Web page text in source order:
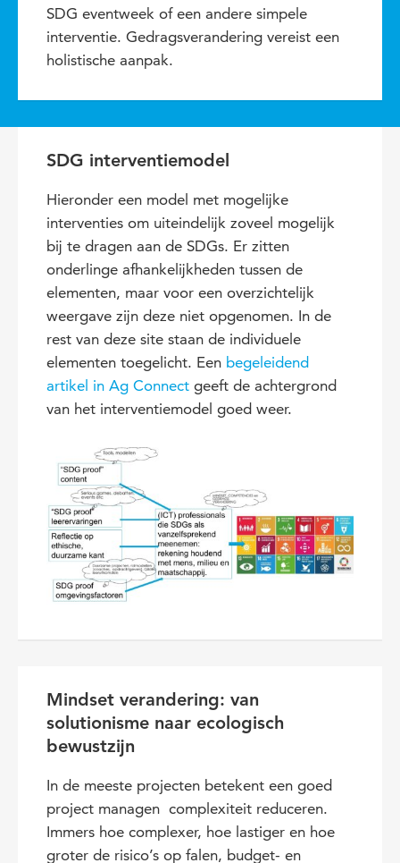
SDG eventweek of een andere simpele
interventie. Gedragsverandering vereist een
holistische aanpak.
SDG interventiemodel
Hieronder een model met mogelijke
interventies om uiteindelijk zoveel mogelijk
bij te dragen aan de SDGs. Er zitten
onderlinge afhankelijkheden tussen de
elementen, maar voor een overzichtelijk
weergave zijn deze niet opgenomen. In de
rest van deze site staan de individuele
elementen toegelicht. Een begeleidend
artikel in Ag Connect geeft de achtergrond
van het interventiemodel goed weer.
Mindset verandering: van
solutionisme naar ecologisch
bewustzijn
In de meeste projecten betekent een goed
project managen complexiteit reduceren.
Immers hoe complexer, hoe lastiger en hoe
groter de risico’s op falen, budget- en